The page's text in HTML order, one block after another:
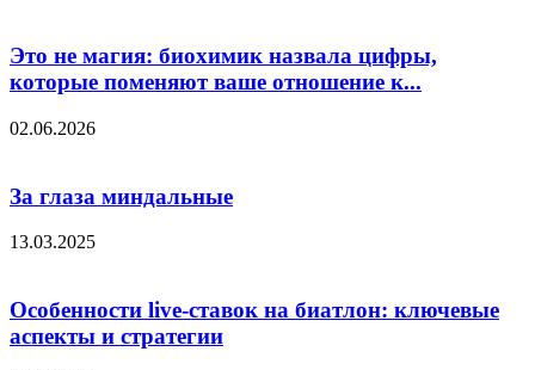
Это не магия: биохимик назвала цифры,
которые поменяют ваше отношение к...
02.06.2026
За глаза миндальные
13.03.2025
Особенности live-ставок на биатлон: ключевые
аспекты и стратегии